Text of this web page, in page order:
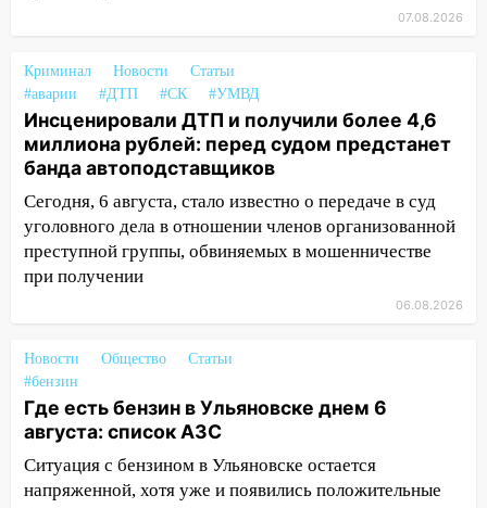
В Ульяновске открыли памятную
10:40
В Ульяновске спасатели ночью
нашли потерявшегося в заброшенных
садах 79-летнего мужчину
10:26 На нескольких улицах Ульяновска
временно отключили холодную воду
10:14 В Ульяновске двоих участников
коррупционной схемы при ЦГКБ
отправили в колонию на 7 и 8 лет
соседними Татарстаном и Саратовской
областью
09:41 Диана Шурыгина уверовала в
Бога в СИЗО
09:35 В Ульяновске директора фирмы
будут судить за неуплату налогов на 48
07.08.2026
Криминал Новости
Статьи
#аварии
#ДТП #СК #УМВД
Инсценировали ДТП и получили более 4,6
миллиона рублей: перед судом предстанет
банда автоподставщиков
Сегодня, 6 августа, стало известно о передаче в суд
уголовного дела в отношении членов организованной
преступной группы, обвиняемых в мошенничестве
при получении
06.08.2026
Новости Общество
Статьи
#бензин
Где есть бензин в Ульяновске днем 6
августа: список АЗС
Ситуация с бензином в Ульяновске остается
напряженной, хотя уже и появились положительные